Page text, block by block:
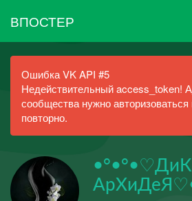
ВПОСТЕР
Ошибка VK API #5
Недействительный access_token!
сообщества нужно авторизоваться
повторно.